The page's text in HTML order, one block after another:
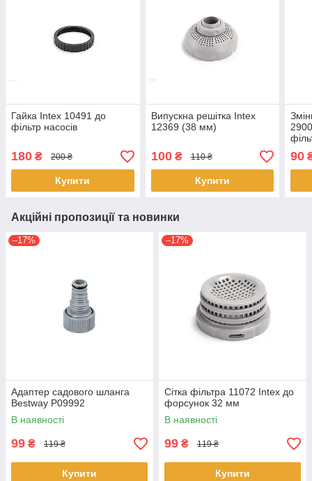
Гайка Intex 10491 до
фільтр насосів
180 ₴ 200 ₴
Купити
Випускна решітка Intex
12369 (38 мм)
100₴ 110 ₴
Купити
90
Акційні пропозиції та новинки
–17%
Адаптер садового шланга
Bestway P09992
В наявності
99 ₴ 119 ₴
Купити
–17%
Сітка фільтра 11072 Intex до
форсунок 32 мм
В наявності
99 ₴ 119 ₴
Купити